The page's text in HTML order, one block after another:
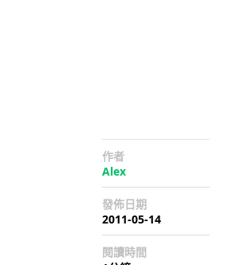
作者
Alex
發佈日期
2011-05-14
閱讀時間